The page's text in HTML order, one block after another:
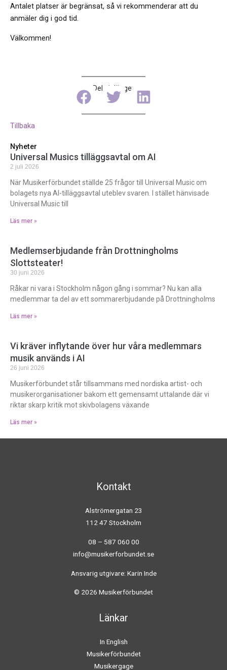
Antalet platser är begränsat, så vi rekommenderar att du
anmäler dig i god tid.
Välkommen!
Dela inlägget
Tillbaka
Nyheter
Universal Musics tilläggsavtal om AI
2 juli 2026
När Musikerförbundet ställde 25 frågor till Universal Music om
bolagets nya AI-tilläggsavtal uteblev svaren. I stället hänvisade
Universal Music till
Läs mer »
Medlemserbjudande från Drottningholms
Slottsteater!
30 juni 2026
Råkar ni vara i Stockholm någon gång i sommar? Nu kan alla
medlemmar ta del av ett sommarerbjudande på Drottningholms
Läs mer »
Vi kräver inflytande över hur våra medlemmars
musik används i AI
26 juni 2026
Musikerförbundet står tillsammans med nordiska artist- och
musikerorganisationer bakom ett gemensamt uttalande där vi
riktar skarp kritik mot skivbolagens växande
Läs mer »
Kontakt
Alströmergatan 23
112 47 Stockholm
08 – 587 060 00
info@musikerforbundet.se
Ansvarig utgivare: Karin Inde
© 2026 Musikerförbundet
Länkar
In English
Musikerförbundet
Musikergage